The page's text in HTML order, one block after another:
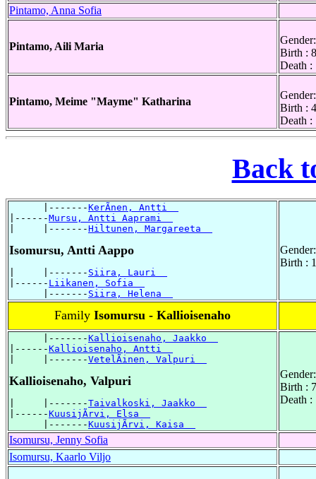
Pintamo, Anna Sofia
Pintamo, Aili Maria
Birth :
Death :
Pintamo, Meime "Mayme" Katharina
Birth :
Death :
Back
      |-------
KerÃnen, Antti
|------Mursu, Antti Aaprami
|     |-------Hiltunen, Margareeta
Isomursu, Antti Aappo
|     |------- Siira, Lauri
|------ Liikanen, Sofia
      |-------
Siira, Helena
Birth :
Family Isomursu - Kallioisenaho
      |-------
Kallioisenaho, Jaakko
|------Kallioisenaho, Antti
|     |-------VetelÃinen, Valpuri
Kallioisenaho, Valpuri
|     |-------Taivalkoski, Jaakko
|------KuusijÃrvi, Elsa
      |-------
KuusijÃrvi, Kaisa
Birth :
Death :
Isomursu, Jenny Sofia
Isomursu, Kaarlo Viljo